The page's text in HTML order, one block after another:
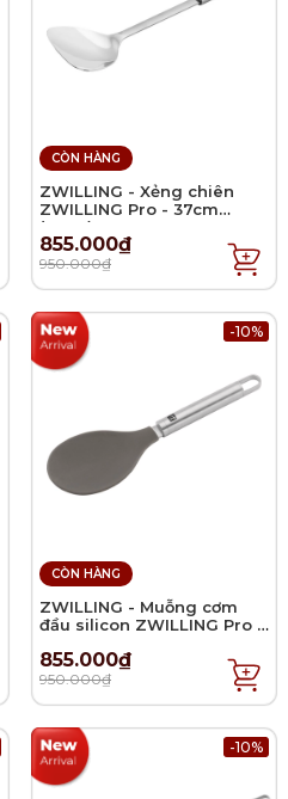
CÒN HÀNG
ZWILLING - Xẻng chiên
ZWILLING Pro - 37cm
(2024)
855.000₫
950.000₫
-10%
CÒN HÀNG
ZWILLING - Muỗng cơm
đầu silicon ZWILLING Pro -
855.000₫
950.000₫
-10%